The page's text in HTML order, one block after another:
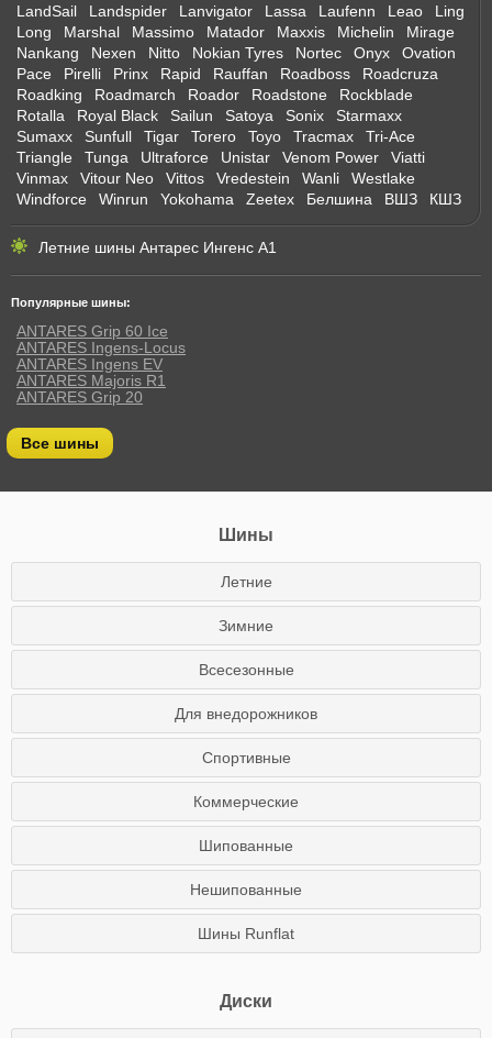
LandSail
Landspider Lanvigator Lassa Laufenn Leao
Ling
Long
Marshal Massimo Matador Maxxis Michelin
Mirage
Nankang
Nexen Nitto Nokian Tyres Nortec Onyx
Ovation
Pace
Pirelli Prinx Rapid Rauffan Roadboss
Roadcruza
Roadking
Roadmarch Roador Roadstone
Rockblade
Rotalla
Royal Black Sailun Satoya Sonix
Starmaxx
Sumaxx
Sunfull Tigar Torero Toyo Tracmax
Tri-Ace
Triangle
Tunga Ultraforce Unistar Venom Power
Viatti
Vinmax
Vitour Neo Vittos Vredestein Wanli
Westlake
Windforce
Winrun Yokohama Zeetex Белшина ВШЗ КШЗ
Летние шины Антарес Ингенс А1
Популярные шины:
ANTARES Grip 60 Ice
ANTARES Ingens-Locus
ANTARES Ingens EV
ANTARES Majoris R1
ANTARES Grip 20
Все шины
Шины
Летние
Зимние
Всесезонные
Для внедорожников
Спортивные
Коммерческие
Шипованные
Нешипованные
Шины Runflat
Диски